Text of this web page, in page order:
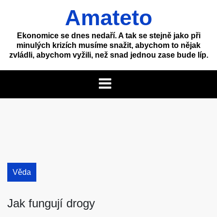
Amateto
Ekonomice se dnes nedaří. A tak se stejně jako při
minulých krizích musíme snažit, abychom to nějak
zvládli, abychom vyžili, než snad jednou zase bude líp.
Věda
Jak fungují drogy